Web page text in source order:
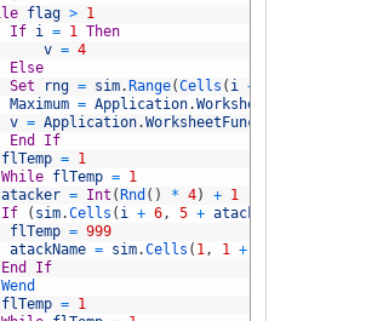
flag > 1
If i = 1
Then
v = 4
Else
Set
rng = sim.Range(Cells ( i +
Maximum = Application.WorksheetFunction
v = Application.WorksheetFunction
End
If
flTemp = 1
While flTemp = 1
atacker = Int (Rnd ( ) * 4) + 1
If
( sim.Cells ( i + 6 , 5 + atacker
flTemp = 999
atackName = sim.Cells ( 1 , 1 +
End
If
Wend
flTemp = 1